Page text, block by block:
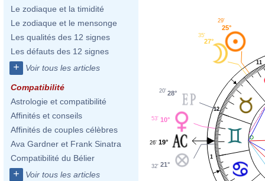
Le zodiaque et la timidité
Le zodiaque et le mensonge
Les qualités des 12 signes
Les défauts des 12 signes
+ Voir tous les articles
Compatibilité
Astrologie et compatibilité
Affinités et conseils
Affinités de couples célèbres
Ava Gardner et Frank Sinatra
Compatibilité du Bélier
+ Voir tous les articles
1
11
12
25°
29'
27°
35'
28°
20'
10°
53'
19°
26'
21°
32'